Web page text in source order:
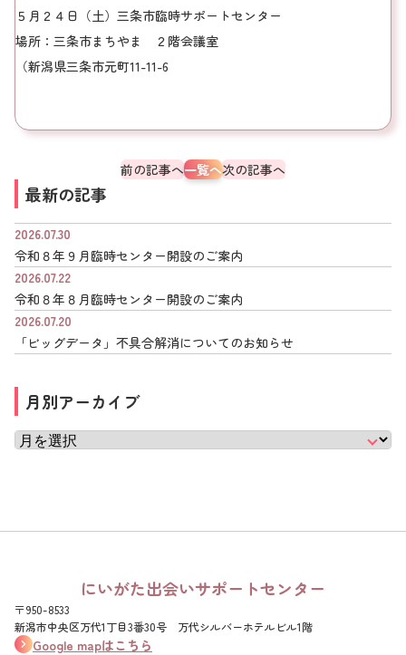
５月２４日（土）三条市臨時サポートセンター
場所：三条市まちやま ２階会議室
（新潟県三条市元町11-11-6
前の記事へ一覧へ次の記事へ
最新の記事
2026.07.30
令和８年９月臨時センター開設のご案内
2026.07.22
令和８年８月臨時センター開設のご案内
2026.07.20
「ビッグデータ」不具合解消についてのお知らせ
月別アーカイブ
にいがた出会いサポートセンター
〒950-8533
新潟市中央区万代1丁目3番30号 万代シルバーホテルビル1階
Google mapはこちら